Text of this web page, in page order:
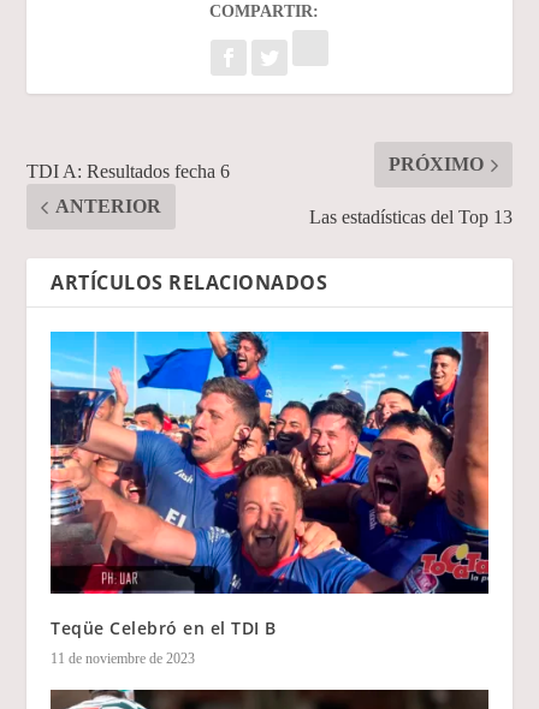
COMPARTIR:
TDI A: Resultados fecha 6
ANTERIOR
PRÓXIMO
Las estadísticas del Top 13
ARTÍCULOS RELACIONADOS
Teqüe Celebró en el TDI B
11 de noviembre de 2023